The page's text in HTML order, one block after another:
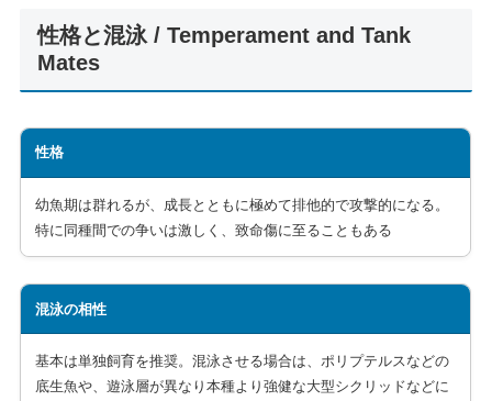
性格と混泳 / Temperament and Tank
Mates
性格
幼魚期は群れるが、成長とともに極めて排他的で攻撃的になる。
特に同種間での争いは激しく、致命傷に至ることもある
混泳の相性
基本は単独飼育を推奨。混泳させる場合は、ポリプテルスなどの
底生魚や、遊泳層が異なり本種より強健な大型シクリッドなどに